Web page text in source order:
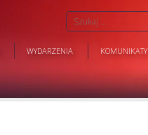
WYDARZENIA KOMUNIKATY